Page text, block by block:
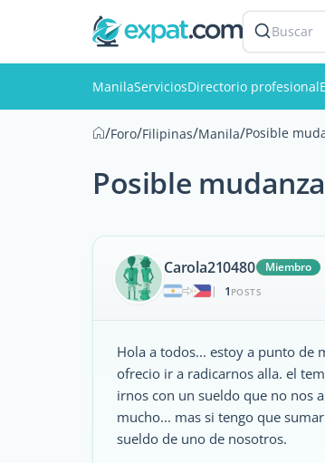
Buscar
ManilaServiciosDirectorio profesional
/Foro/Filipinas/Manila/Posible
Posible
Carola210480
Miembro
|
1 POSTS
Hola a todos... estoy a punto de
ofrecio ir a radicarnos alla. el
irnos con un sueldo que no nos
mucho... mas si tengo que
sueldo de uno de nosotros.